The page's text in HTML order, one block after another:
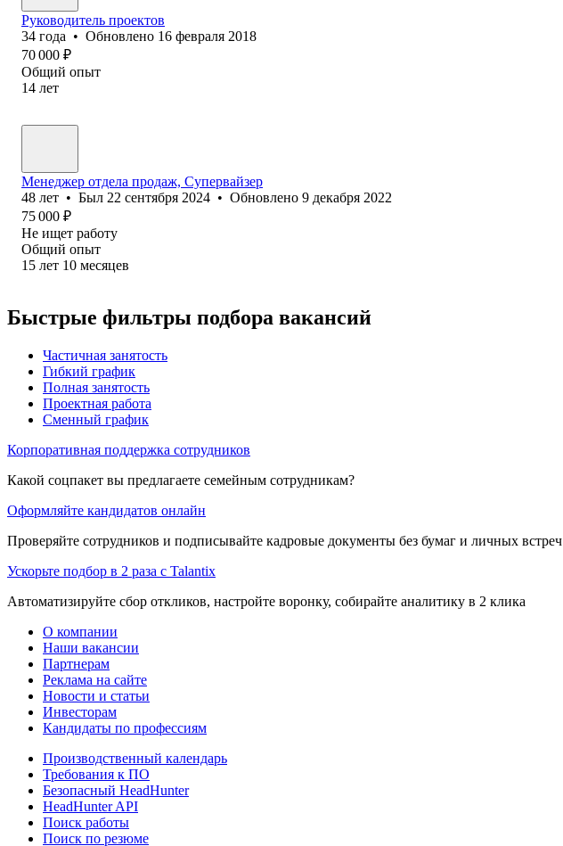
Руководитель проектов
34 года • Обновлено 16 февраля 2018
70 000 ₽
Общий опыт
14 лет
Менеджер отдела продаж, Супервайзер
48 лет • Был 22 сентября 2024 • Обновлено 9 декабря 2022
75 000 ₽
Не ищет работу
Общий опыт
15 лет 10 месяцев
Быстрые фильтры подбора вакансий
Частичная занятость
Гибкий график
Полная занятость
Проектная работа
Сменный график
Корпоративная поддержка сотрудников
Какой соцпакет вы предлагаете семейным сотрудникам?
Оформляйте кандидатов онлайн
Проверяйте сотрудников и подписывайте кадровые документы без бумаг и личных встреч
Ускорьте подбор в 2 раза с Talantix
Автоматизируйте сбор откликов, настройте воронку, собирайте аналитику в 2 клика
О компании
Наши вакансии
Партнерам
Реклама на сайте
Новости и статьи
Инвесторам
Кандидаты по профессиям
Производственный календарь
Требования к ПО
Безопасный HeadHunter
HeadHunter API
Поиск работы
Поиск по резюме